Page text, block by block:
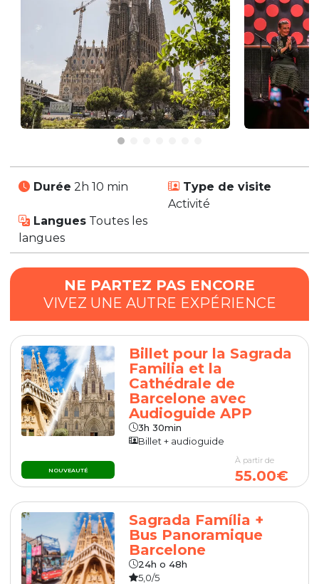
Durée 2h 10 min
Type de visite
Activité
Langues Toutes les
langues
NE PARTEZ PAS ENCORE
VIVEZ UNE AUTRE EXPÉRIENCE
NOUVEAUTÉ
Billet pour la Sagrada
Familia et la
Cathédrale de
Barcelone avec
Audioguide APP
3h 30min
Billet + audioguide
À partir de
55.00€
Sagrada Família +
Bus Panoramique
Barcelone
24h o 48h
5,0/5